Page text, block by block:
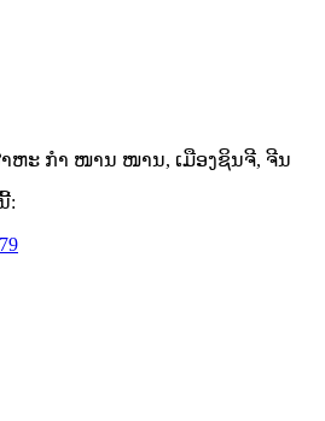
ຫະ ກຳ ໜານ ໜານ, ເມືອງຊິນຈີ, ຈີນ
: